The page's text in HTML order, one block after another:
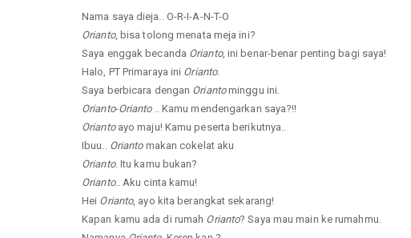
Nama saya dieja.. O-R-I-A-N-T-O
Orianto, bisa tolong menata meja ini?
Saya enggak becanda Orianto, ini benar-benar penting bagi saya!
Halo, PT Primaraya ini Orianto.
Saya berbicara dengan Oriantominggu ini.
Orianto-Orianto.. Kamu mendengarkan saya?!!
Oriantoayo maju! Kamu peserta berikutnya..
Ibuu.. Oriantomakan cokelat aku
Orianto. Itu kamu bukan?
Orianto.. Aku cinta kamu!
Hei Orianto, ayo kita berangkat sekarang!
Kapan kamu ada di rumah Orianto? Saya mau main ke rumahmu.